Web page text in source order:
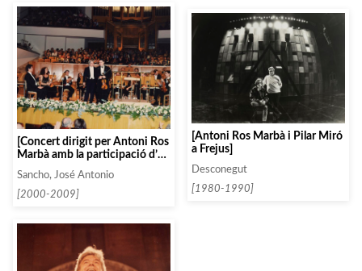
[Concert dirigit per Antoni Ros
Marbà amb la participació d’un
jove violinista]
Sancho, José Antonio
[2000-2009]
[Antoni Ros Marbà i Pilar Miró
a Frejus]
Desconegut
[1980-1990]